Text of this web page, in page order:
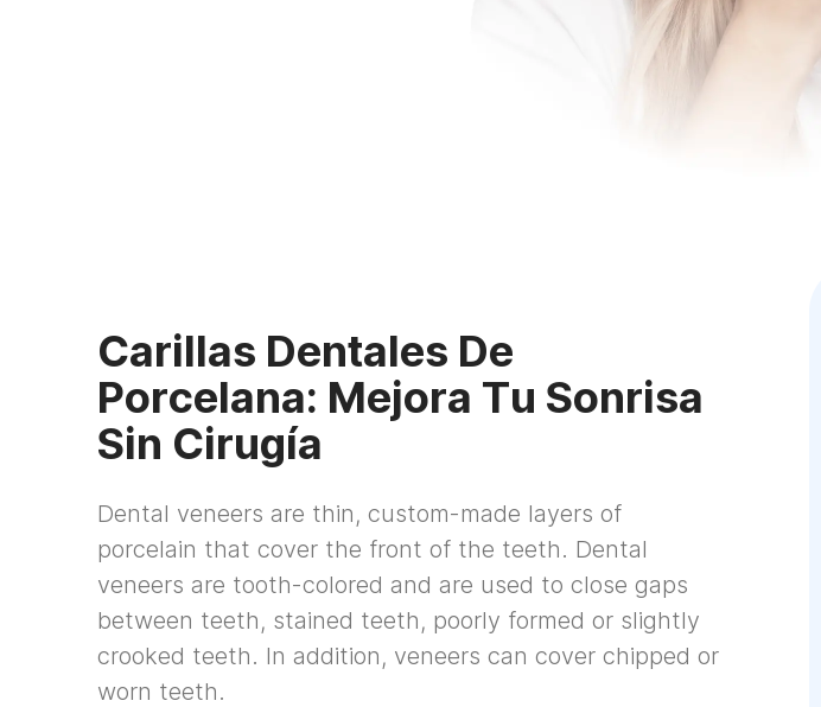
Carillas Dentales De
Porcelana: Mejora Tu Sonrisa
Sin Cirugía
Dental veneers are thin, custom-made layers of
porcelain that cover the front of the teeth. Dental
veneers are tooth-colored and are used to close gaps
between teeth, stained teeth, poorly formed or slightly
crooked teeth. In addition, veneers can cover chipped or
worn teeth.